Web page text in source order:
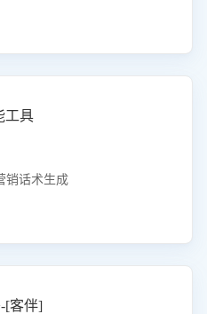
工具
销话术生成
[客伴]